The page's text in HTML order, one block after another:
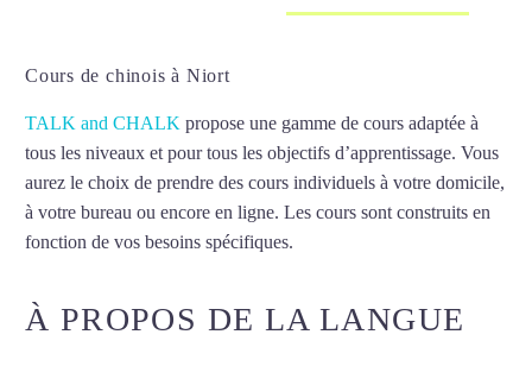
Cours de chinois à Niort
TALK and CHALK propose une gamme de cours adaptée à
tous les niveaux et pour tous les objectifs d’apprentissage. Vous
aurez le choix de prendre des cours individuels à votre domicile,
à votre bureau ou encore en ligne. Les cours sont construits en
fonction de vos besoins spécifiques.
À PROPOS DE LA LANGUE